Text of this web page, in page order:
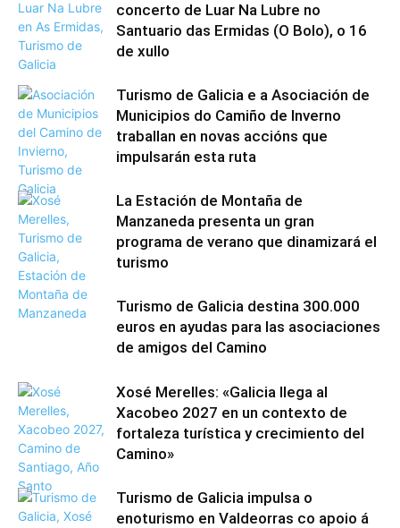
concerto de Luar Na Lubre no
Santuario das Ermidas (O Bolo), o 16
de xullo
Turismo de Galicia e a Asociación de
Municipios do Camiño de Inverno
traballan en novas accións que
impulsarán esta ruta
La Estación de Montaña de
Manzaneda presenta un gran
programa de verano que dinamizará el
turismo
Turismo de Galicia destina 300.000
euros en ayudas para las asociaciones
de amigos del Camino
Xosé Merelles: «Galicia llega al
Xacobeo 2027 en un contexto de
fortaleza turística y crecimiento del
Camino»
Turismo de Galicia impulsa o
enoturismo en Valdeorras co apoio á